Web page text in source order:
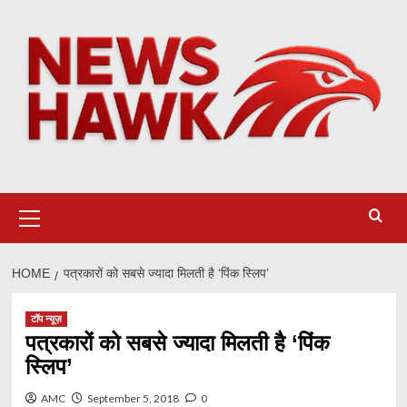
content
Menu
HOME पत्रकारों को सबसे ज्यादा मिलती है ‘पिंक स्लिप’
टॉप न्यूज़
पत्रकारों को सबसे ज्यादा मिलती है ‘पिंक
स्लिप’
AMC September 5, 2018 0